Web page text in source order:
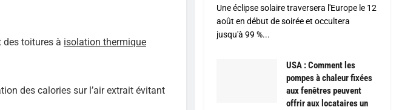
des toitures à isolation thermique
des calories sur l’air extrait évitant
Une éclipse solaire traversera l'Europe le 12
août en début de soirée et occultera
jusqu'à 99 %...
USA : Comment les
pompes à chaleur fixées
aux fenêtres peuvent
offrir aux locataires un